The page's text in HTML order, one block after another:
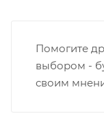
Помогите
выбором -
своим